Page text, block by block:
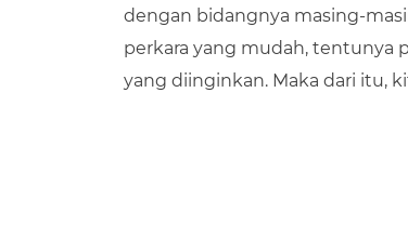
dengan bidangnya masing-
perkara yang mudah, tentunya
yang diinginkan. Maka dari itu,